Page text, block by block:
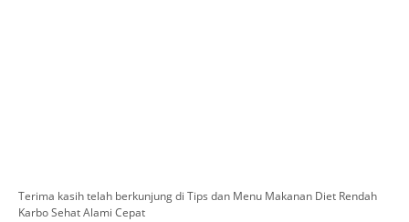
Terima kasih telah berkunjung di Tips dan Menu Makanan Diet Rendah
Karbo Sehat Alami Cepat